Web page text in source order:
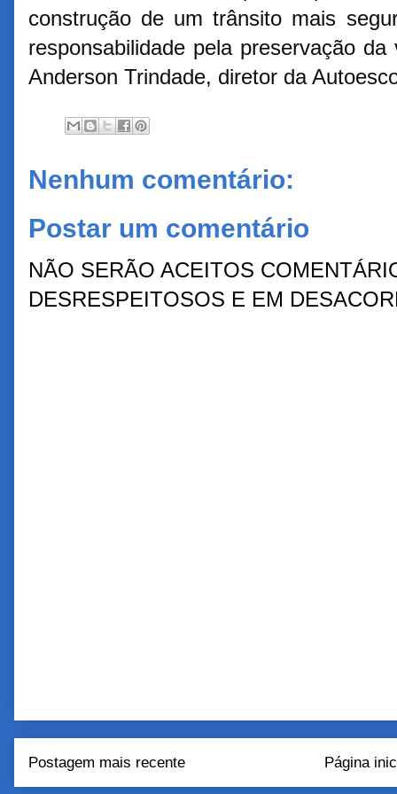
construção de um trânsito mais
responsabilidade pela preservação
Anderson Trindade, diretor da
Nenhum comentário:
Postar um comentário
NÃO SERÃO ACEITOS
DESRESPEITOSOS E EM
Postagem mais recente Página